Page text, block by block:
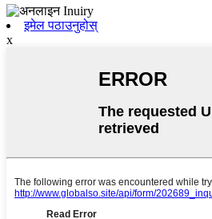
इमेल पठाउनुहोस्
x